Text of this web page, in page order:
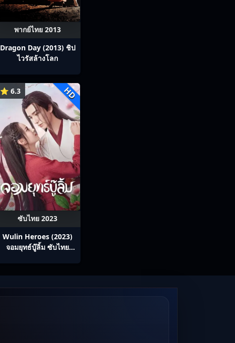
พากย์ไทย 2013
Dragon Day (2013) ชิป
ไวรัสล้างโลก
⭐ 6.3 HD
ซับไทย 2023
Wulin Heroes (2023)
จอมยุทธ์บู๊ลิ้ม ซับไทย